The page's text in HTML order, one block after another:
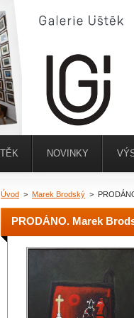
Úvod > Marek Brodský >
PRODÁNO. Marek
NOVINKY